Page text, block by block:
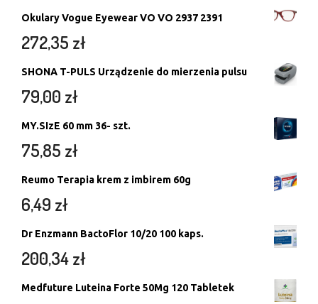
Okulary Vogue Eyewear VO VO 2937 2391
272,35 zł
SHONA T-PULS Urządzenie do mierzenia pulsu
79,00 zł
MY.SIzE 60 mm 36- szt.
75,85 zł
Reumo Terapia krem z imbirem 60g
6,49 zł
Dr Enzmann BactoFlor 10/20 100 kaps.
200,34zł
Medfuture Luteina Forte 50Mg 120 Tabletek